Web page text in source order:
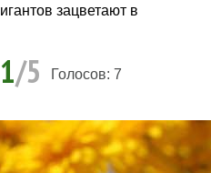
зацветают в
/5 Голосов: 7